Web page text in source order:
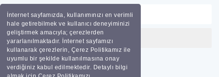
İnternet sayfamızda, kullanımınızı en verimli
hale getirebilmek ve kullanıcı deneyiminizi
geliştirmek amacıyla; çerezlerden
yararlanılmaktadır. İnternet sayfamızı
kullanarak çerezlerin, Çerez Politikamız ile
uyumlu bir şekilde kullanılmasına onay
verdiğiniz kabul edilmektedir. Detaylı bilgi